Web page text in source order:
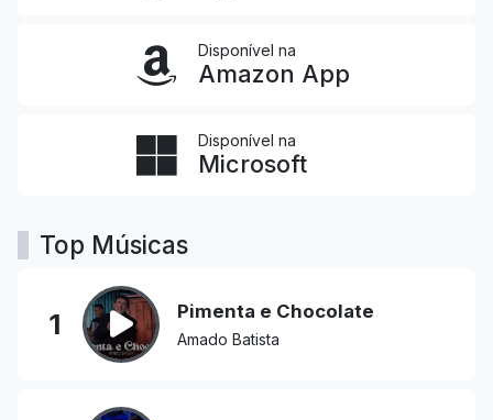
Disponível na
Amazon App
Disponível na
Microsoft
Top Músicas
1 Pimenta e Chocolate
Amado Batista